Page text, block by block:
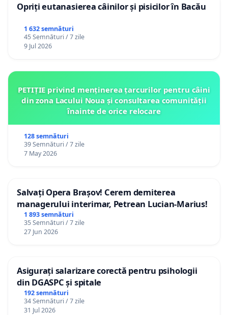
Opriți eutanasierea câinilor și pisicilor în Bacău
1 632 semnături
45 Semnături / 7 zile
9 Jul 2026
PETIȚIE privind menținerea țarcurilor pentru câini
din zona Lacului Noua și consultarea comunității
înainte de orice relocare
128 semnături
39 Semnături / 7 zile
7 May 2026
Salvați Opera Brașov! Cerem demiterea
managerului interimar, Petrean Lucian-Marius!
1 893 semnături
35 Semnături / 7 zile
27 Jun 2026
Asigurați salarizare corectă pentru psihologii
din DGASPC și spitale
192 semnături
34 Semnături / 7 zile
31 Jul 2026